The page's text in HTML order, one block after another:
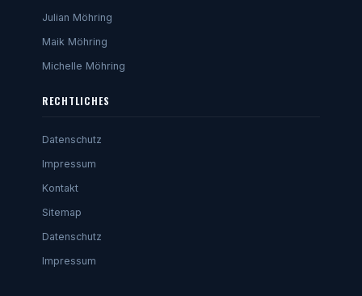
Julian Möhring
Maik Möhring
Michelle Möhring
RECHTLICHES
Datenschutz
Impressum
Kontakt
Sitemap
Datenschutz
Impressum